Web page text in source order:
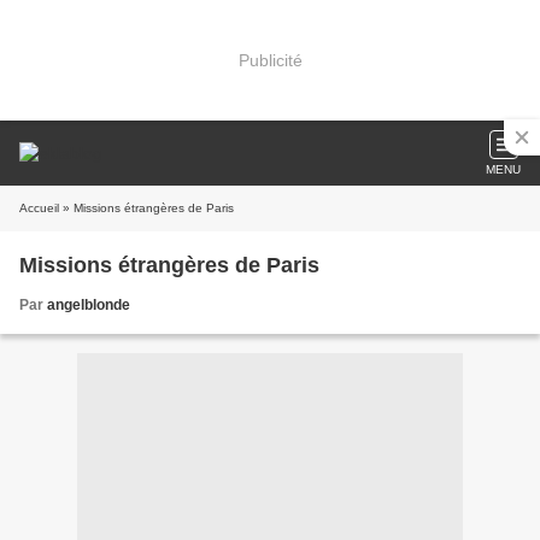
Publicité
MENU
Accueil » Missions étrangères de Paris
Missions étrangères de Paris
Par angelblonde